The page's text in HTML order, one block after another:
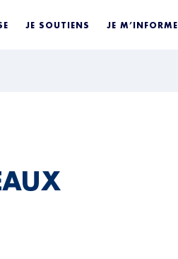
JE SOUTIENS JE M’INFORME